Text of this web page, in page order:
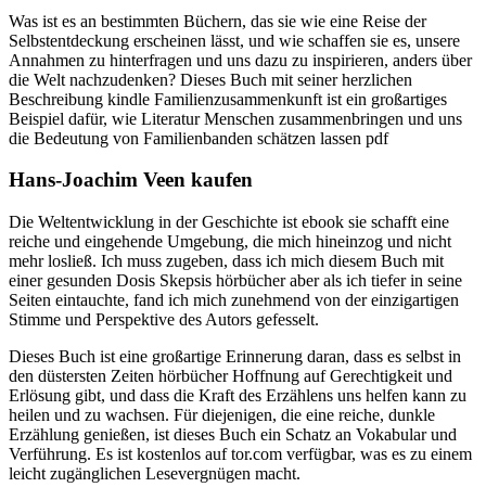
Was ist es an bestimmten Büchern, das sie wie eine Reise der
Selbstentdeckung erscheinen lässt, und wie schaffen sie es, unsere
Annahmen zu hinterfragen und uns dazu zu inspirieren, anders über
die Welt nachzudenken? Dieses Buch mit seiner herzlichen
Beschreibung kindle Familienzusammenkunft ist ein großartiges
Beispiel dafür, wie Literatur Menschen zusammenbringen und uns
die Bedeutung von Familienbanden schätzen lassen pdf
Hans-Joachim Veen kaufen
Die Weltentwicklung in der Geschichte ist ebook sie schafft eine
reiche und eingehende Umgebung, die mich hineinzog und nicht
mehr losließ. Ich muss zugeben, dass ich mich diesem Buch mit
einer gesunden Dosis Skepsis hörbücher aber als ich tiefer in seine
Seiten eintauchte, fand ich mich zunehmend von der einzigartigen
Stimme und Perspektive des Autors gefesselt.
Dieses Buch ist eine großartige Erinnerung daran, dass es selbst in
den düstersten Zeiten hörbücher Hoffnung auf Gerechtigkeit und
Erlösung gibt, und dass die Kraft des Erzählens uns helfen kann zu
heilen und zu wachsen. Für diejenigen, die eine reiche, dunkle
Erzählung genießen, ist dieses Buch ein Schatz an Vokabular und
Verführung. Es ist kostenlos auf tor.com verfügbar, was es zu einem
leicht zugänglichen Lesevergnügen macht.